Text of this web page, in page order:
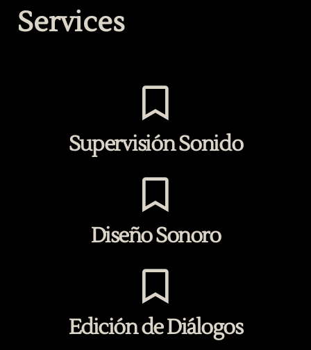
Services
SupervisiónSonido
Diseño Sonoro
Edición de Diálogos